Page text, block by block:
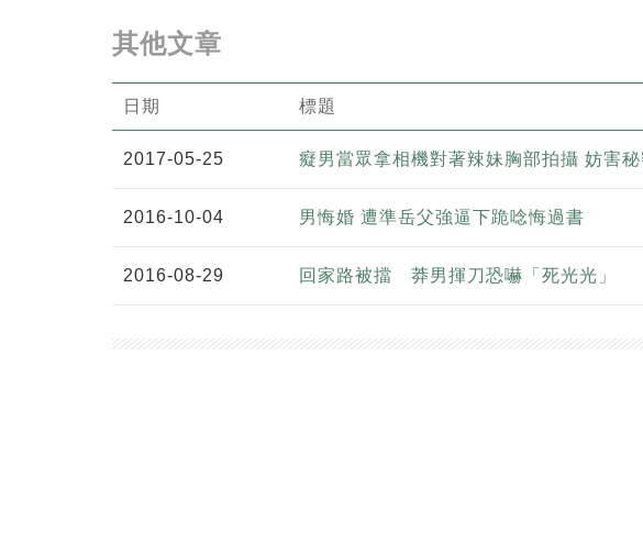
其他文章
日期 標題
2017-05-25 癡男當眾拿相機對著辣妹胸部拍攝 妨害
2016-10-04 男悔婚 遭準岳父強逼下跪唸悔過書
2016-08-29 回家路被擋 莽男揮刀恐嚇「死光光」